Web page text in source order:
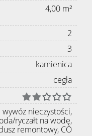
4,00 m²
2
3
kamienica
cegła
wywóz nieczystości,
ryczałt na wodę,
remontowy, CO